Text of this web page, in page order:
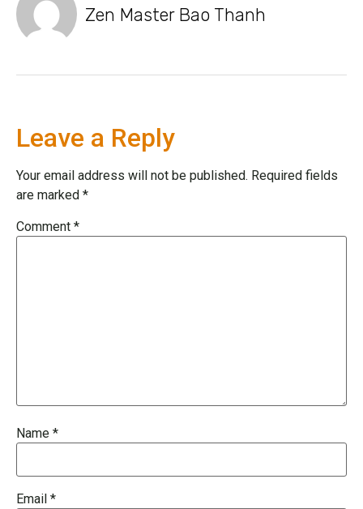
Zen Master Bao Thanh
Leave a Reply
Your email address will not be published. Required fields
are marked *
Comment *
Name *
Email *